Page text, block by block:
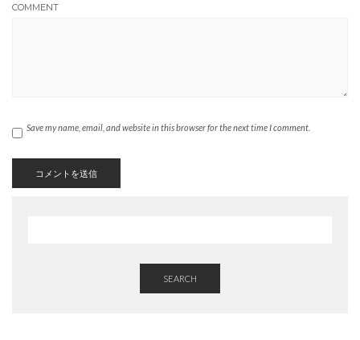
COMMENT
Save my name, email, and website in this browser for the next time I comment.
SEARCH